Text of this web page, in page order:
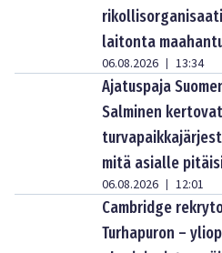
laitonta
06.08.2026 | 13:34
Ajatuspaja
Salminen
mitä asialle
06.08.2026 | 12:01
Cambridge
Turhapuron –